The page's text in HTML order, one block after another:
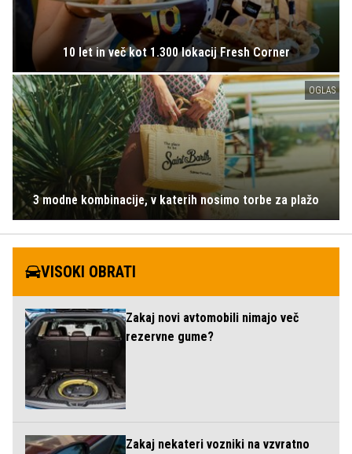
10 let in več kot 1.300 lokacij Fresh Corner
OGLAS
3 modne kombinacije, v katerih nosimo torbe za plažo
VISOKI OBRATI
Zakaj novi avtomobili nimajo več
rezervne gume?
Zakaj nekateri vozniki na vzvratno